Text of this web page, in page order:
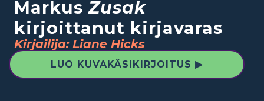
MarkusZusak
kirjoittanut kirjavaras
Kirjailija: Liane Hicks
LUO KUVAKÄSIKIRJOITUS ▶